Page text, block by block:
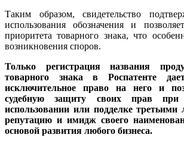
Таким образом, свидетельство
использования обозначения и
приоритета товарного знака, что
возникновения споров.
Только регистрация названия
товарного знака в Роспатенте
исключительное право на него и
судебную защиту своих прав при
использовании или подделке
репутацию и имидж своего
основой развития любого бизнеса.